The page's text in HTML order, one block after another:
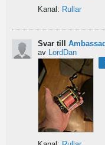
Kanal: Rullar
Svar till
av
LordDan